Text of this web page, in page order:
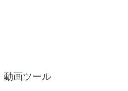
動画ツール